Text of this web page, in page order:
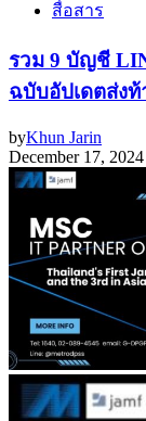
สื่อสาร
รวม 9 บัญชี
ฉบับอัปเดตส่งท้
byKhun Jarin
December 17, 2024